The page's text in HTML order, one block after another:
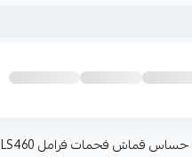
حساس قماش فحمات فرامل LS460